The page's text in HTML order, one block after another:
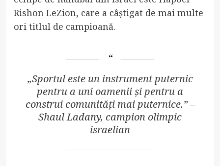
Rishon LeZion, care a câștigat de mai multe
ori titlul de campioană.
„Sportul este un instrument puternic
pentru a uni oamenii și pentru a
construi comunități mai puternice.” –
Shaul Ladany, campion olimpic
israelian